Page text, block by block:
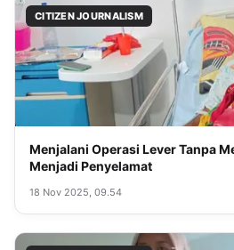
CITIZEN JOURNALISM
Menjalani Operasi Lever Tanpa
Menjadi Penyelamat
18 Nov 2025, 09.54